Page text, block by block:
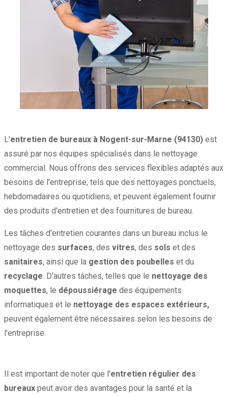
L'entretien de bureaux à Nogent-sur-Marne (94130) est
assuré par nos équipes spécialisés dans le nettoyage
commercial. Nous offrons des services flexibles adaptés aux
besoins de l'entreprise, tels que des nettoyages ponctuels,
hebdomadaires ou quotidiens, et peuvent également fournir
des produits d'entretien et des fournitures de bureau.
Les tâches d'entretien courantes dans un bureau inclus le
nettoyage des surfaces, des vitres, des sols et des
sanitaires, ainsi que la gestion des poubelles et du
recyclage. D'autres tâches, telles que le nettoyage des
moquettes, le dépoussiérage des équipements
informatiques et le nettoyage des espaces extérieurs,
peuvent également être nécessaires selon les besoins de
l'entreprise.
Il est important de noter que l'entretien régulier des
bureaux peut avoir des avantages pour la santé et la